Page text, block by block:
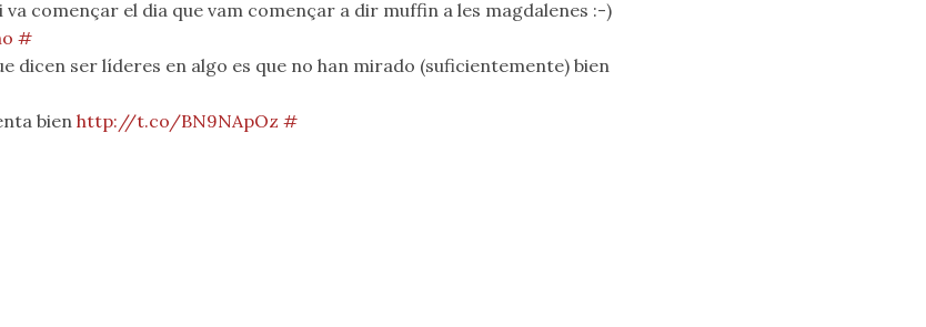
va començar el dia que vam començar a dir muffin a les magdalenes :-)
#
dicen ser líderes en algo es que no han mirado (suficientemente) bien
bienhttp://t.co/BN9NApOz #